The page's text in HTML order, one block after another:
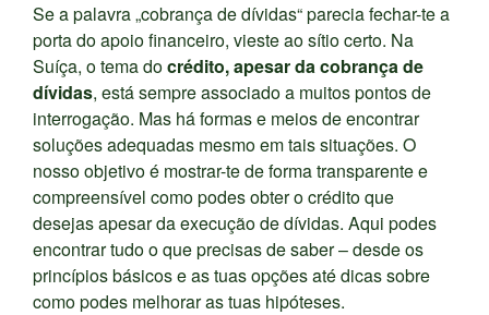
Se a palavra „cobrança de dívidas“ parecia fechar-te a
porta do apoio financeiro, vieste ao sítio certo. Na
Suíça, o tema docrédito, apesar da cobrança de
dívidas, está sempre associado a muitos pontos de
interrogação. Mas há formas e meios de encontrar
soluções adequadas mesmo em tais situações. O
nosso objetivo é mostrar-te de forma transparente e
compreensível como podes obter o crédito que
desejas apesar da execução de dívidas. Aqui podes
encontrar tudo o que precisas de saber – desde os
princípios básicos e as tuas opções até dicas sobre
como podes melhorar as tuas hipóteses.